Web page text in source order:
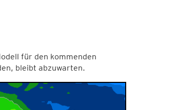
für den kommenden
bleibt abzuwarten.